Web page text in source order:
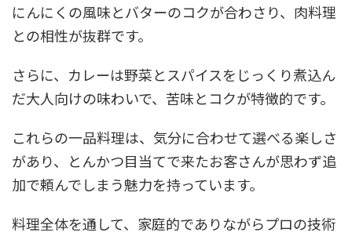
にんにくの風味とバターのコクが合わさり、肉料理
との相性が抜群です。
さらに、カレーは野菜とスパイスをじっくり煮込ん
だ大人向けの味わいで、苦味とコクが特徴的です。
これらの一品料理は、気分に合わせて選べる楽しさ
があり、とんかつ目当てで来たお客さんが思わず追
加で頼んでしまう魅力を持っています。
料理全体を通して、家庭的でありながらプロの技術